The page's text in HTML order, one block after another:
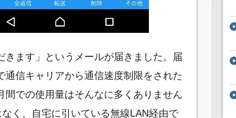
ます」というメールが届きました。届
信キャリアから通信速度制限をされた
での使用量はそんなに多くありません
く、自宅に引いている無線LAN経由で